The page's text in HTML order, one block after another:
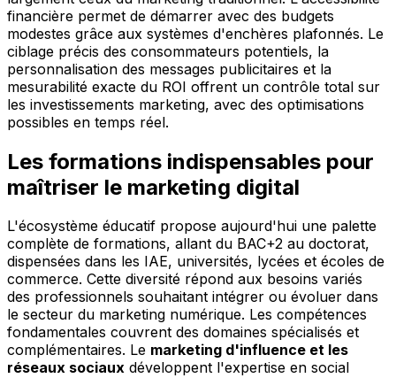
financière permet de démarrer avec des budgets
modestes grâce aux systèmes d'enchères plafonnés. Le
ciblage précis des consommateurs potentiels, la
personnalisation des messages publicitaires et la
mesurabilité exacte du ROI offrent un contrôle total sur
les investissements marketing, avec des optimisations
possibles en temps réel.
Les formations indispensables pour
maîtriser le marketing digital
L'écosystème éducatif propose aujourd'hui une palette
complète de formations, allant du BAC+2 au doctorat,
dispensées dans les IAE, universités, lycées et écoles de
commerce. Cette diversité répond aux besoins variés
des professionnels souhaitant intégrer ou évoluer dans
le secteur du marketing numérique. Les compétences
fondamentales couvrent des domaines spécialisés et
complémentaires. Le marketing d'influence et les
réseaux sociaux développent l'expertise en social